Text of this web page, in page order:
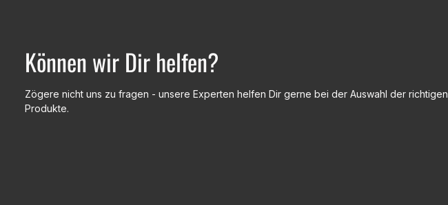
Können wir Dir helfen?
Zögere nicht uns zu fragen - unsere Experten helfen Dir gerne bei der Auswahl der richtigen
Produkte.